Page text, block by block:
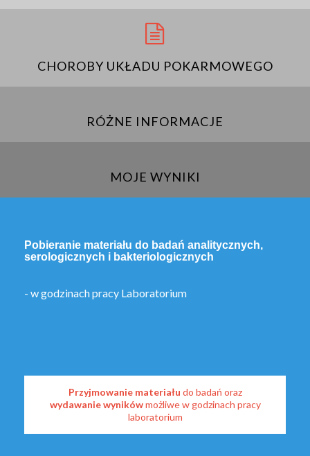
CHOROBY UKŁADU POKARMOWEGO
RÓŻNE INFORMACJE
MOJE WYNIKI
Pobieranie materiału do badań analitycznych,
serologicznych i bakteriologicznych
- w godzinach pracy Laboratorium
Przyjmowanie materiału do badań oraz
wydawanie wynikówmożliwe w godzinach pracy
laboratorium